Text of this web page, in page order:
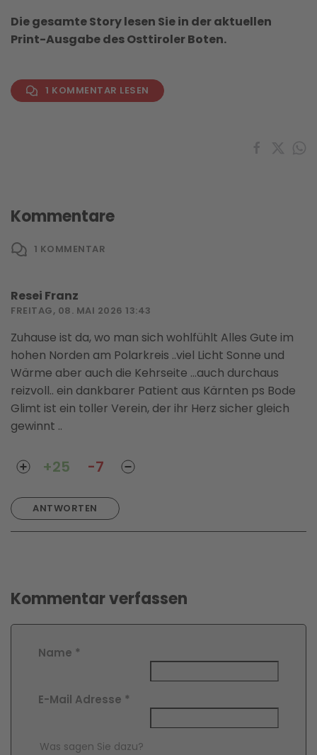
Die gesamte Story lesen Sie in der aktuellen
Print-Ausgabe des Osttiroler Boten.
1 KOMMENTAR LESEN
Kommentare
1 KOMMENTAR
Resei Franz
FREITAG, 08. MAI 2026 13:43
Zuhause ist da, wo man sich wohlfühlt Alles Gute im
hohen Norden am Polarkreis ..viel Licht Sonne und
Wärme aber auch die Kehrseite ...auch durchaus
reizvoll.. ein dankbarer Patient aus Kärnten ps Bode
Glimt ist ein toller Verein, der ihr Herz sicher gleich
gewinnt ..
ANTWORTEN
+25 -7
Kommentar verfassen
Name *
E-Mail Adresse *
Comment Text*